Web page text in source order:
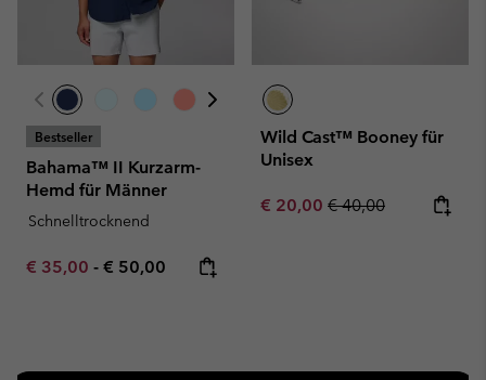
Bestseller
Bahama™ II Kurzarm-
Hemd für Männer
Schnelltrocknend
Minimum sale price:
€ 35,00 - Maximum price:
€ 50,00
Wild Cast™ Booney für
Unisex
Sale price:
€ 20,00 Regular price:
€ 40,00